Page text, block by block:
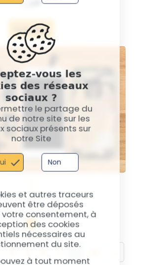
vous les
des réseaux
sociaux ?
le partage du
de notre site sur les
sociaux présents sur
notre Site
Non
et autres traceurs
être déposés
votre consentement, à
des cookies
nécessaires au
du site.
à tout moment
Voir plus